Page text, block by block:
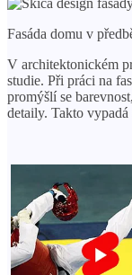
Fasáda domu v
V architektonickém
studie. Při práci na
promýšlí se
detaily. Takto